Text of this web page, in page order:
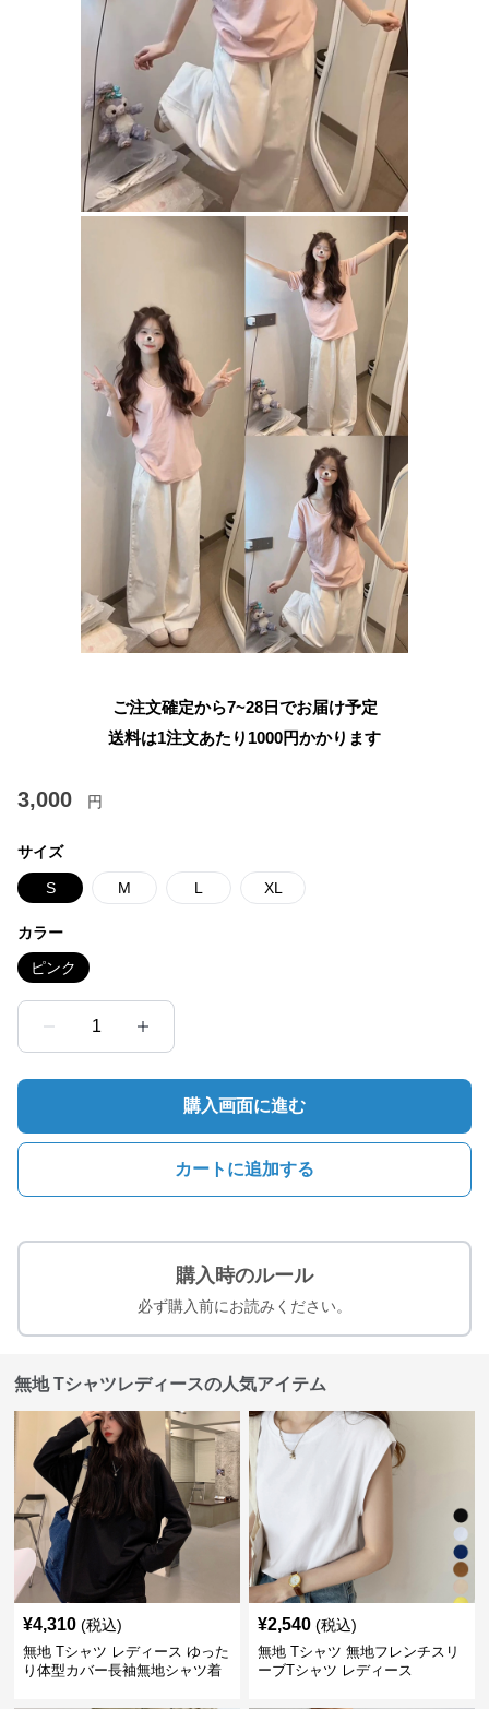
ご注文確定から7~28日でお届け予定
送料は1注文あたり 1000円かかります
3,000 円
サイズ
S M L XL
カラー
ピンク
1
購入画面に進む
カートに追加する
購入時のルール
必ず購入前にお読みください。
無地 Tシャツレディースの人気アイテム
¥4,310 (税込)
無地 Tシャツ レディース ゆった
り体型カバー長袖無地シャツ着
¥2,540 (税込)
無地 Tシャツ 無地フレンチスリ
ーブTシャツ レディース